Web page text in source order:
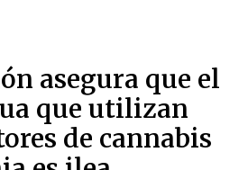
asegura que el
que utilizan
de cannabis